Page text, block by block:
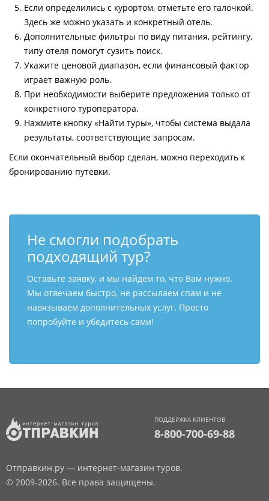
Если определились с курортом, отметьте его галочкой.
Здесь же можно указать и конкретный отель.
Дополнительные фильтры по виду питания, рейтингу,
типу отеля помогут сузить поиск.
Укажите ценовой диапазон, если финансовый фактор
играет важную роль.
При необходимости выберите предложения только от
конкретного туроператора.
Нажмите кнопку «Найти туры», чтобы система выдала
результаты, соответствующие запросам.
Если окончательный выбор сделан, можно переходить к
бронированию путевки.
Не смогли подобрать
подходящий тур?
Оставьте заявку, и мы найдем то, что Вам нужно.
Мы отвечаем быстро, не рассылаем спам и не
навязываем дополнительных услуг. Просто
попробуйте и убедитесь сами!
ПОДДЕРЖКА КЛИЕНТОВ
8-800-700-69-88
Отправкин.ру — интернет-магазин туров.
© 2009-2026. Все права защищены.